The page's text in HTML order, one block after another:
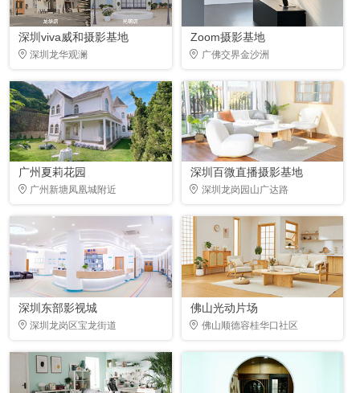
深圳viva威和摄影基地
深圳龙华观澜
Zoom摄影基地
广佛交界金沙洲
广州夏莉花园
广州新塘凤凰城附近
深圳百微直播摄影基地
深圳龙岗园山广达路
深圳东部影视城
深圳龙岗区宝龙街道
佛山光动片场
佛山顺德容桂华口社区